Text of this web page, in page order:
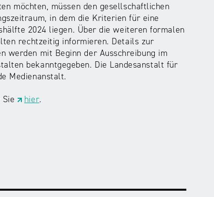
möchten, müssen den gesellschaftlichen
in dem die Kriterien für eine
2024 liegen. Über die weiteren formalen
rechtzeitig informieren. Details zur
werden mit Beginn der Ausschreibung im
bekanntgegeben. Die Landesanstalt für
Medienanstalt.
hier.